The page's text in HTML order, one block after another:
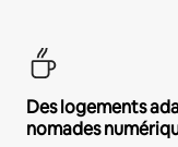
Des logements
nomades